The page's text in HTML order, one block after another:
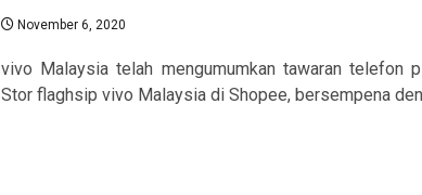
November 6, 2020
vivo Malaysia telah mengumumkan tawaran telefon
Stor flaghsip vivo Malaysia di Shopee, bersempena